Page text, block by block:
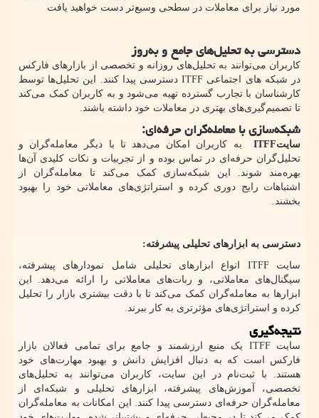
مورد نیاز برای معاملات در سطحی وسیع‌تر دست خواهید یافت
دسترسی به تحلیل‌های جامع و به‌روز
کاربران می‌توانند به تحلیل‌های روزانه و تخصصی از بازارهای فارکس
در شبکه های اجتماعی ITFF دسترسی پیدا کنند. این تحلیل‌ها توسط
کارشناسان با تجارب گسترده تهیه می‌شود و به کاربران کمک می‌کند
تا تصمیم‌گیری‌های بهتری در معاملات خود داشته باشند.
شبکه‌سازی با معامله‌گران حرفه‌ای:
سایتITFF
به کاربران امکان می‌دهد تا با دیگر معامله‌گران و
تحلیل‌گران حرفه‌ای در تماس بوده و از تجربیات و نکات کلیدی آن‌ها
بهره‌مند شوند. این شبکه‌سازی کمک می‌کند تا معامله‌گران از
اشتباهات رایج دوری کرده و استراتژی‌های معاملاتی خود را بهبود
بخشند.
دسترسی به ابزارهای تحلیلی پیشرفته:
سایت ITFF
انواع ابزارهای تحلیلی شامل نمودارهای پیشرفته،
سیگنال‌های معاملاتی، و ربات‌های معاملاتی را ارائه می‌دهد. این
ابزارها به معامله‌گران کمک می‌کند تا با دقت بیشتری بازار را تحلیل
کرده و استراتژی‌های مؤثرتری به کار ببرند.
نتیجه‌گیری
سایت ITFF یک منبع ارزشمند و جامع برای تمامی فعالان بازار
فارکس است که به دنبال افزایش دانش و بهبود مهارت‌های خود
هستند. با ثبت‌نام در این سایت، کاربران می‌توانند به تحلیل‌های
تخصصی، آموزش‌های پیشرفته، ابزارهای تحلیلی و شبکه‌ای از
معامله‌گران حرفه‌ای دسترسی پیدا کنند. این امکانات به معامله‌گران